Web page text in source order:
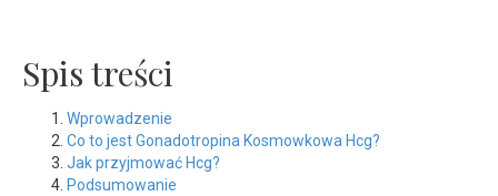
Spis treści
Wprowadzenie
Co to jest Gonadotropina Kosmowkowa Hcg?
Jak przyjmować Hcg?
Podsumowanie